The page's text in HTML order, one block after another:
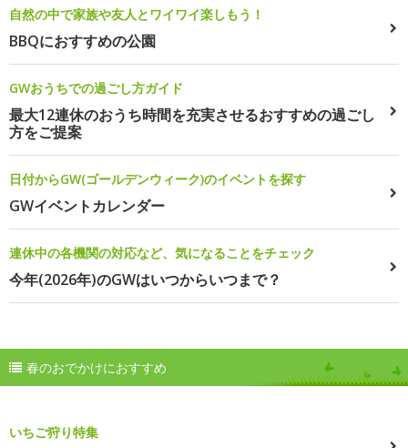
自然の中で家族や友人とワイワイ楽しもう！
BBQにおすすめの公園
GWおうちでの過ごし方ガイド
最大12連休のおうち時間を充実させるおすすめの過ごし
方をご提案
日付からGW(ゴールデンウィーク)のイベントを探す
GWイベントカレンダー
連休中の各機関の対応など、気になることをチェック
今年(2026年)のGWはいつからいつまで？
春のおでかけにおすすめ
いちご狩り特集